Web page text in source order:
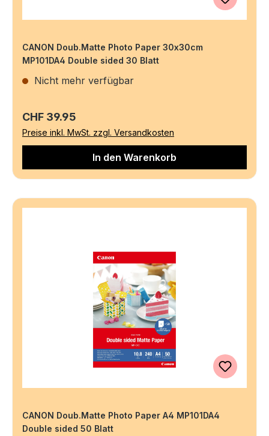
CANON Doub.Matte Photo Paper 30x30cm
MP101DA4 Double sided 30 Blatt
Nicht mehr verfügbar
Regulärer Preis:
CHF 39.95
Preise inkl. MwSt. zzgl. Versandkosten
In den Warenkorb
CANON Doub.Matte Photo Paper A4 MP101DA4
Double sided 50 Blatt